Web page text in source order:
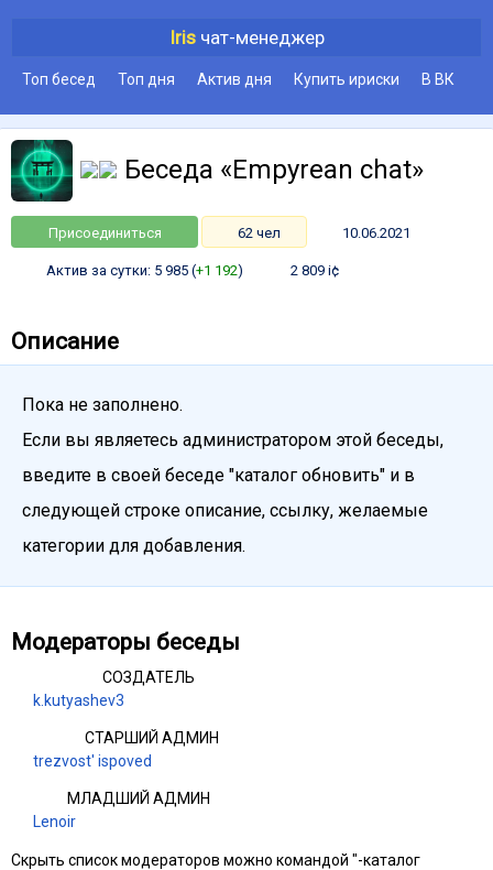
Irisчат-менеджер
Топ бесед Топ дня Актив дня Купить ириски В ВК
Беседа «Empyrean chat»
Присоединиться 62 чел 10.06.2021
Актив за сутки: 5 985 (+1 192) 2 809 i¢
Описание
Пока не заполнено.
Если вы являетесь администратором этой беседы,
введите в своей беседе "каталог обновить" и в
следующей строке описание, ссылку, желаемые
категории для добавления.
Модераторы беседы
СОЗДАТЕЛЬ
k.kutyashev3
СТАРШИЙ АДМИН
trezvost' ispoved
МЛАДШИЙ АДМИН
Lenoir
Скрыть список модераторов можно командой "-каталог